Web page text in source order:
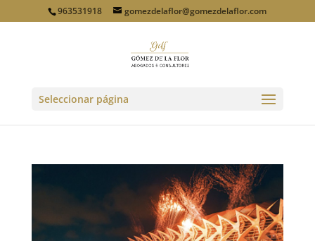
963531918 gomezdelaflor@gomezdelaflor.com
Seleccionar página